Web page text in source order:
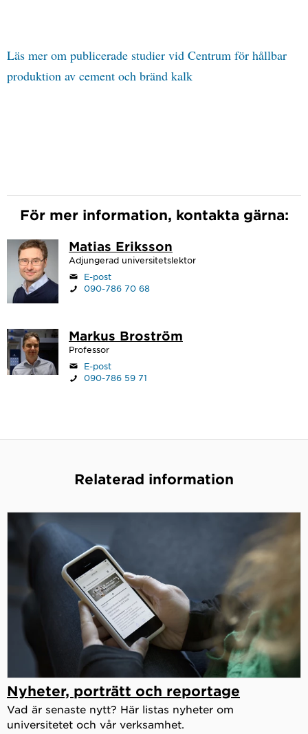
Läs mer om publicerade studier vid Centrum för hållbar
produktion av cement och bränd kalk
För mer information, kontakta gärna:
Matias Eriksson
Adjungerad universitetslektor
E-post
090-786 70 68
Markus Broström
Professor
E-post
090-786 59 71
Relaterad information
Nyheter, porträtt och reportage
Vad är senaste nytt? Här listas nyheter om
universitetet och vår verksamhet.